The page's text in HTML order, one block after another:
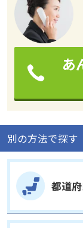
あ
別の方法で探す
都道